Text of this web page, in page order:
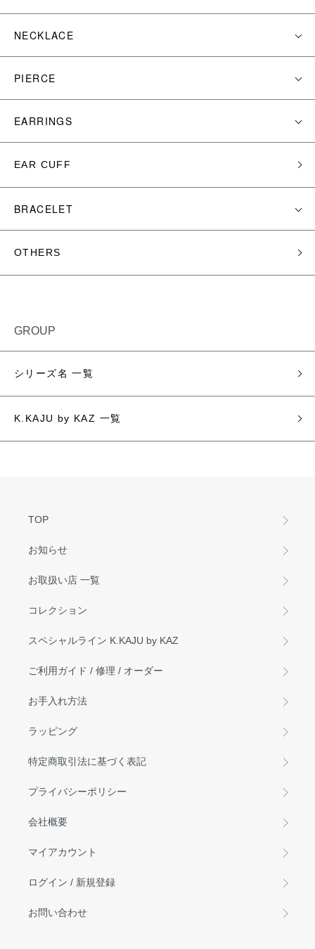
NECKLACE
PIERCE
EARRINGS
EAR CUFF
BRACELET
OTHERS
GROUP
シリーズ名 一覧
K.KAJU by KAZ 一覧
TOP
お知らせ
お取扱い店 一覧
コレクション
スペシャルライン K.KAJU by KAZ
ご利用ガイド / 修理 / オーダー
お手入れ方法
ラッピング
特定商取引法に基づく表記
プライバシーポリシー
会社概要
マイアカウント
ログイン / 新規登録
お問い合わせ